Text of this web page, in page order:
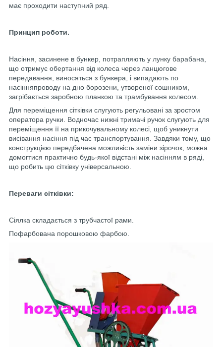
має проходити наступний ряд.
Принцип роботи.
Насіння, засинене в бункер, потрапляють у лунку барабана,
що отримує обертання від колеса через ланцюгове
передавання, виносяться з бункера, і випадають по
насінняпроводу на дно борозени, утвореної сошником,
загрібається заробною планкою та трамбування колесом.
Для переміщення сітківки слугують регульовані за зростом
оператора ручки. Водночас нижні тримачі ручок слугують для
переміщення її на прикочувальному колесі, щоб уникнути
висівання насіння під час транспортування. Завдяки тому, що
конструкцією передбачена можливість заміни зірочок, можна
домогтися практично будь-якої відстані між насінням в ряді,
що робить цю сітківку універсальною.
Переваги сітківки:
Сіялка складається з трубчастої рами.
Пофарбована порошковою фарбою.